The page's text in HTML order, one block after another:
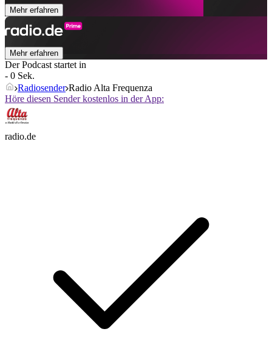
Mehr erfahren
Mehr erfahren
Der Podcast startet in
- 0 Sek.
Radiosender Radio Alta Frequenza
Höre diesen Sender kostenlos in der App:
radio.de